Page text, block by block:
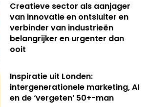
Creatieve sector als aanjager
van innovatie en ontsluiter en
verbinder van industrieën
belangrijker en urgenter dan
ooit
Inspiratie uit Londen:
intergenerationele marketing, AI
en de ‘vergeten’ 50+-man